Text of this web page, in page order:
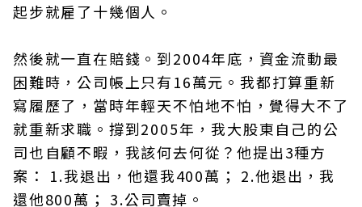
起步就雇了十幾個人。
然後就一直在賠錢。到2004年底，資金流動最
困難時，公司帳上只有16萬元。我都打算重新
寫履歷了，當時年輕天不怕地不怕，覺得大不了
就重新求職。撐到2005年，我大股東自己的公
司也自顧不暇，我該何去何從？他提出3種方
案： 1.我退出，他還我400萬； 2.他退出，我
還他800萬； 3.公司賣掉。